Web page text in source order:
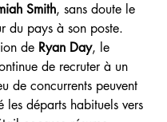
Smith, sans doute le
du pays à son poste.
de Ryan Day, le
de recruter à un
de concurrents peuvent
les départs habituels vers